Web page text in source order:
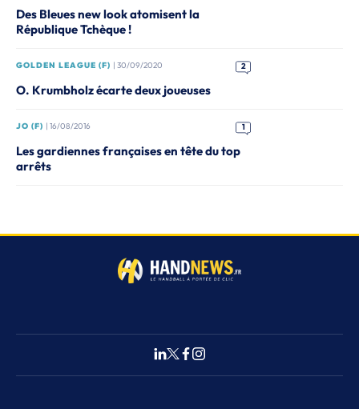
Des Bleues new look atomisent la
République Tchèque !
GOLDEN LEAGUE (F) | 30/09/2020 2
O. Krumbholz écarte deux joueuses
JO (F) | 16/08/2016 1
Les gardiennes françaises en tête du top
arrêts